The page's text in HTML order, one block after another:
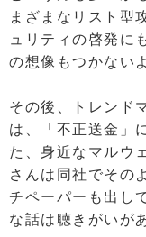
まざまなリスト型
ュリティの啓発に
の想像もつかない
その後、トレンド
は、「不正送金」
た、身近なマルウ
さんは同社でその
チペーパーも出し
な話は聴きがいが